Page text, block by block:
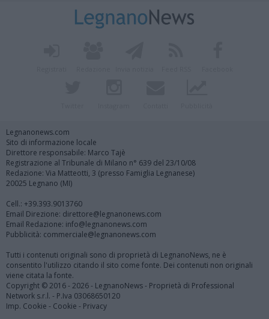
Legnanonews.com
Sito di informazione locale
Direttore responsabile: Marco Tajè
Registrazione al Tribunale di Milano n° 639 del 23/10/08
Redazione: Via Matteotti, 3 (presso Famiglia Legnanese)
20025 Legnano (MI)
Cell.: +39.393.9013760
Email Direzione: direttore@legnanonews.com
Email Redazione: info@legnanonews.com
Pubblicità: commerciale@legnanonews.com
Tutti i contenuti originali sono di proprietà di LegnanoNews, ne è
consentito l'utilizzo citando il sito come fonte. Dei contenuti non originali
viene citata la fonte.
Copyright © 2016 - 2026 - LegnanoNews - Proprietà di Professional
Network s.r.l. - P.Iva 03068650120
Imp. Cookie - Cookie - Privacy